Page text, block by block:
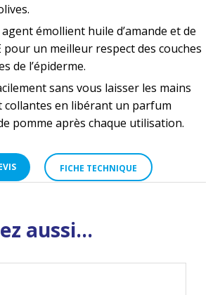
émollient huile d’amande et de
pour un meilleur respect des couches
de l’épiderme.
sans vous laisser les mains
collantes en libérant un parfum
pomme après chaque utilisation.
FICHE TECHNIQUE
aussi...